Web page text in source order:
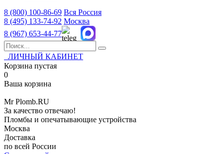
8 (800) 100-86-69 Вся Россия
8 (495) 133-74-92 Москва
8 (967) 653-44-77
ЛИЧНЫЙ КАБИНЕТ
Корзина пустая
0
Ваша корзина
MrPlomb.RU
За качество отвечаю!
Пломбы и опечатывающие устройства
Москва
Доставка
по всей России